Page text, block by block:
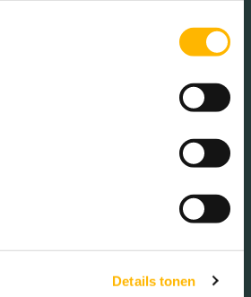
Details tonen
Zonder kinderen (19.26%)
Éénpersoons huishoudens